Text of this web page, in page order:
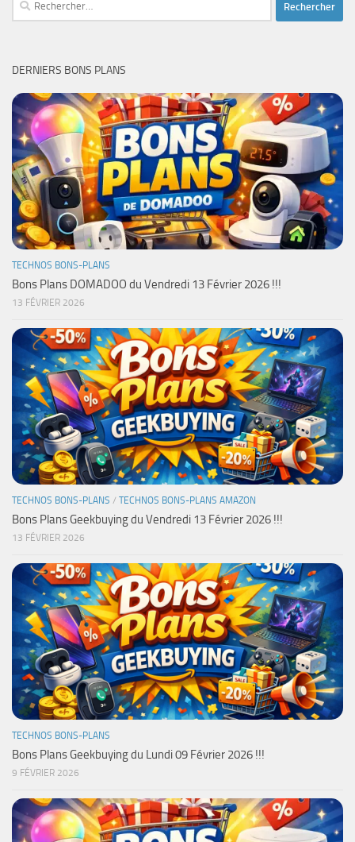
DERNIERS BONS PLANS
TECHNOS BONS-PLANS
Bons Plans DOMADOO du Vendredi 13 Février 2026 !!!
13 FÉVRIER 2026
TECHNOS BONS-PLANS / TECHNOS BONS-PLANS AMAZON
Bons Plans Geekbuying du Vendredi 13 Février 2026 !!!
13 FÉVRIER 2026
TECHNOS BONS-PLANS
Bons Plans Geekbuying du Lundi 09 Février 2026 !!!
9 FÉVRIER 2026